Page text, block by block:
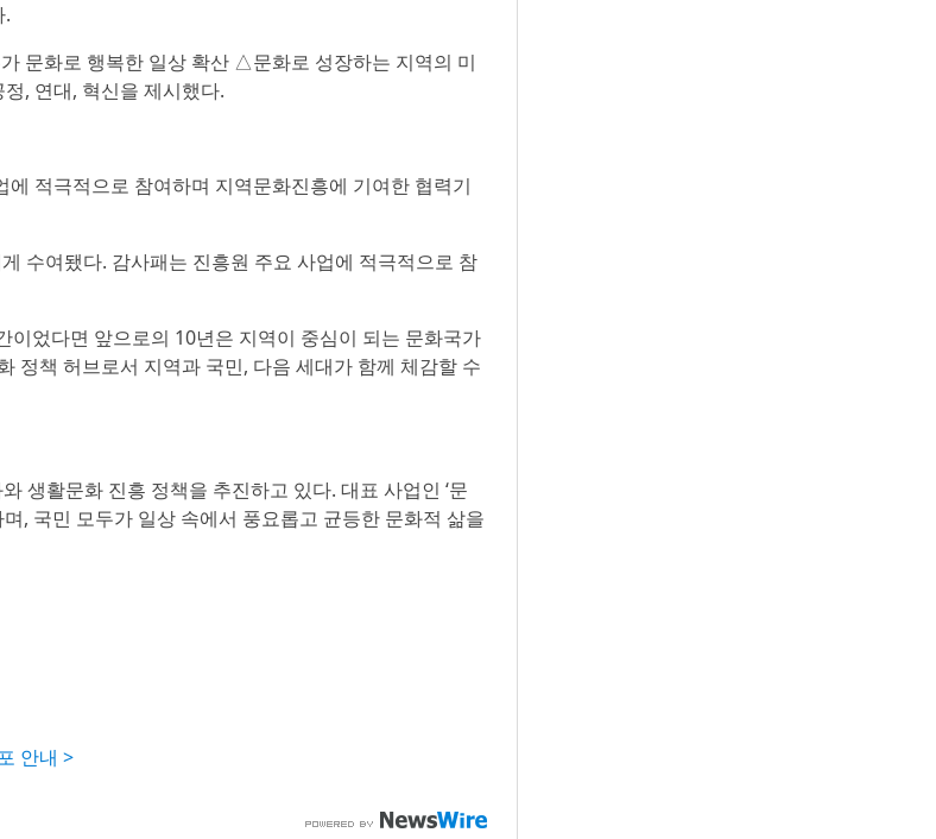
.
문화로 행복한 일상 확산 △문화로 성장하는 지역의 미
, 연대, 혁신을 제시했다.
적극적으로 참여하며 지역문화진흥에 기여한 협력기
수여됐다. 감사패는 진흥원 주요 사업에 적극적으로 참
었다면 앞으로의 10년은 지역이 중심이 되는 문화국가
정책 허브로서 지역과 국민, 다음 세대가 함께 체감할 수
생활문화 진흥 정책을 추진하고 있다. 대표 사업인 ‘문
, 국민 모두가 일상 속에서 풍요롭고 균등한 문화적 삶을
안내 >